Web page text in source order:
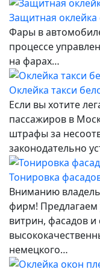
Защитная
Фары в
процессе
на фарах…
Оклейка такси
Если вы хотите
пассажиров в
штрафы за
законодательно
Тонировка
Вниманию
фирм! Предлагаем
витрин, фасадов и
немецкого…